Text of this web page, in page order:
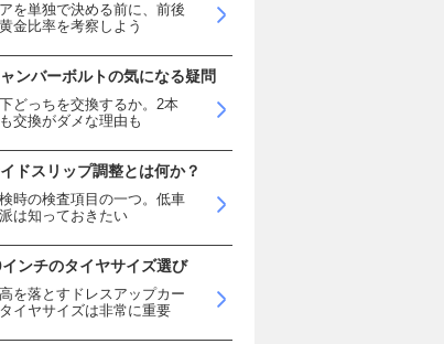
を単独で決める前に、前後
金比率を考察しよう
ンバーボルトの気になる疑問
どっちを交換するか。2本
交換がダメな理由も
ドスリップ調整とは何か？
時の検査項目の一つ。低車
は知っておきたい
ンチのタイヤサイズ選び
を落とすドレスアップカー
イヤサイズは非常に重要